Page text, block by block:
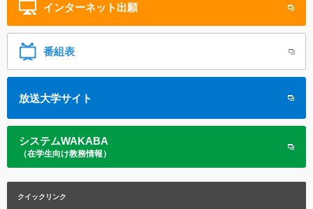
インターネット 出願
番組表
放送大学サイト
システムWAKABA
（在学生向け教務情報）
クイックリンク